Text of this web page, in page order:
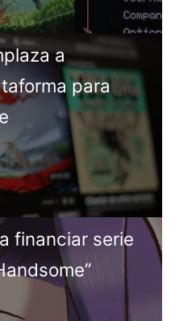
a
para
financiar serie